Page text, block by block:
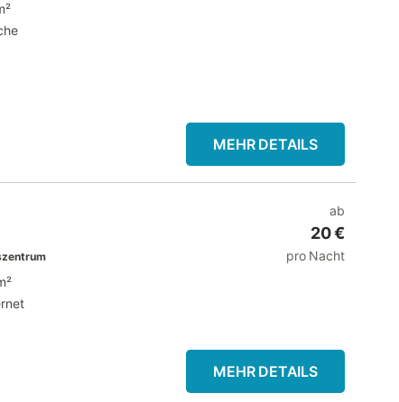
MEHR DETAILS
ab
20 €
pro Nacht
MEHR DETAILS